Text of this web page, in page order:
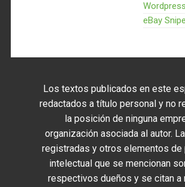
Wordpress
eBay
Los textos publicados en este
redactados a título personal y no
la posición de ninguna
organización asociada al autor.
registradas y otros elementos de
intelectual que se mencionan
respectivos dueños y se citan a